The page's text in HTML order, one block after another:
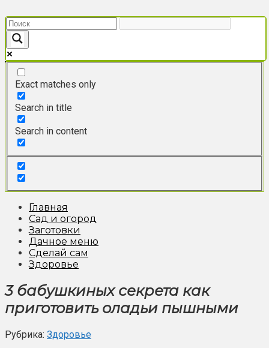
к
контенту
Exact matches only
Search in title
Search in content
Главная
Сад и огород
Заготовки
Дачное меню
Сделай сам
Здоровье
3 бабушкиных секрета как
приготовить оладьи пышными
Рубрика: Здоровье